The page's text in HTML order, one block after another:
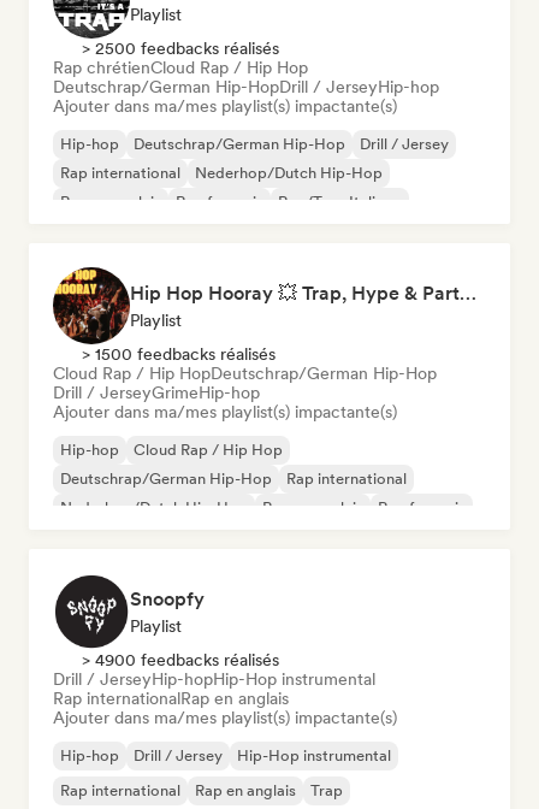
Playlist
> 2500 feedbacks réalisés
Rap chrétienCloud Rap / Hip Hop
Deutschrap/German Hip-HopDrill / JerseyHip-hop
Ajouter dans ma/mes playlist(s) impactante(s)
Hip-hop Deutschrap/German Hip-Hop
Drill / Jersey
Rap international
Nederhop/Dutch Hip-Hop
Rap en anglais
Rap francais Rap/Trap Italiano
Hip Hop Hooray 💥 Trap, Hype & Party Rap Bangers
Playlist
> 1500 feedbacks réalisés
Cloud Rap / Hip HopDeutschrap/German Hip-Hop
Drill / JerseyGrimeHip-hop
Ajouter dans ma/mes playlist(s) impactante(s)
Hip-hop
Cloud Rap / Hip Hop
Deutschrap/German Hip-Hop
Rap international
Nederhop/Dutch Hip-Hop
Rap en anglais
Rap francais
Snoopfy
Playlist
> 4900 feedbacks réalisés
Drill / JerseyHip-hopHip-Hop instrumental
Rap internationalRap en anglais
Ajouter dans ma/mes playlist(s) impactante(s)
Hip-hop Drill / Jersey
Hip-Hop instrumental
Rap international
Rap en anglais Trap